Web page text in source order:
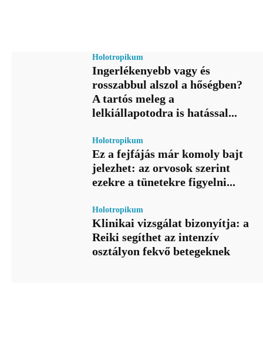
Holotropikum
Ingerlékenyebb vagy és
rosszabbul alszol a hőségben?
A tartós meleg a
lelkiállapotodra is hatással...
Holotropikum
Ez a fejfájás már komoly bajt
jelezhet: az orvosok szerint
ezekre a tünetekre figyelni...
Holotropikum
Klinikai vizsgálat bizonyítja: a
Reiki segíthet az intenzív
osztályon fekvő betegeknek